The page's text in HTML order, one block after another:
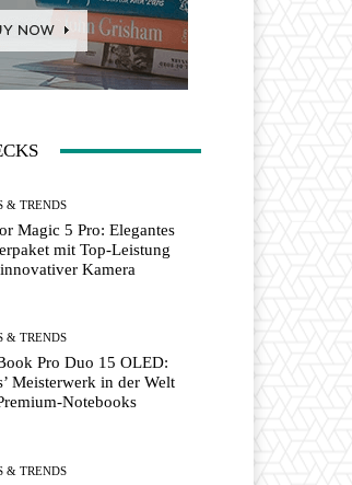
& TRENDS
Magic 5 Pro: Elegantes
mit Top-Leistung
Kamera
& TRENDS
Pro Duo 15 OLED:
Meisterwerk in der Welt
Notebooks
& TRENDS